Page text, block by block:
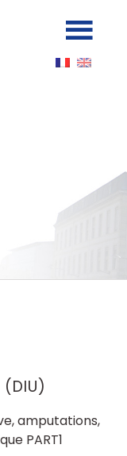
amputations,
PART1